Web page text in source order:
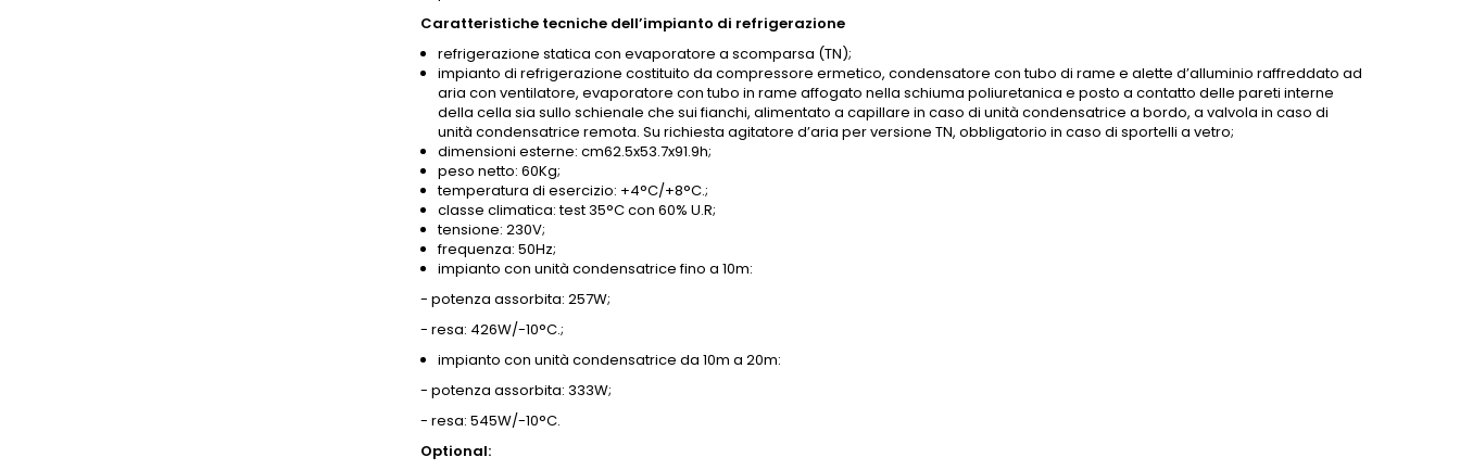
Caratteristiche tecniche dell’impianto di refrigerazione
refrigerazione statica con evaporatore a scomparsa (TN);
impianto di refrigerazione costituito da compressore ermetico, condensatore con tubo di rame e alette d’alluminio raffreddato ad
aria con ventilatore, evaporatore con tubo in rame affogato nella schiuma poliuretanica e posto a contatto delle pareti interne
della cella sia sullo schienale che sui fianchi, alimentato a capillare in caso di unità condensatrice a bordo, a valvola in caso di
unità condensatrice remota. Su richiesta agitatore d’aria per versione TN, obbligatorio in caso di sportelli a vetro;
dimensioni esterne: cm62.5x53.7x91.9h;
peso netto: 60Kg;
temperatura di esercizio: +4°C/+8°C.;
classe climatica: test 35°C con 60% U.R;
tensione: 230V;
frequenza: 50Hz;
impianto con unità condensatrice fino a 10m:
- potenza assorbita: 257W;
- resa: 426W/-10°C.;
impianto con unità condensatrice da 10m a 20m:
- potenza assorbita: 333W;
- resa: 545W/-10°C.
Optional: